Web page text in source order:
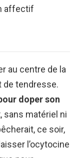
affectif
au centre de la
de tendresse.
doper son
, sans matériel ni
ce soir,
l’ocytocine